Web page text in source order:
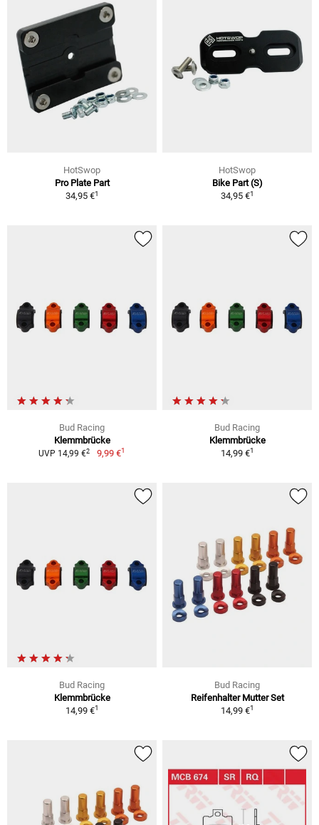
HotSwop
Pro Plate Part
34,95 €1
HotSwop
Bike Part (S)
34,95 €1
Bud Racing
Klemmbrücke
UVP 14,99 €2 9,99 €1
Bud Racing
Klemmbrücke
14,99 €1
Bud Racing
Klemmbrücke
14,99 €1
Bud Racing
Reifenhalter Mutter Set
14,99 €1